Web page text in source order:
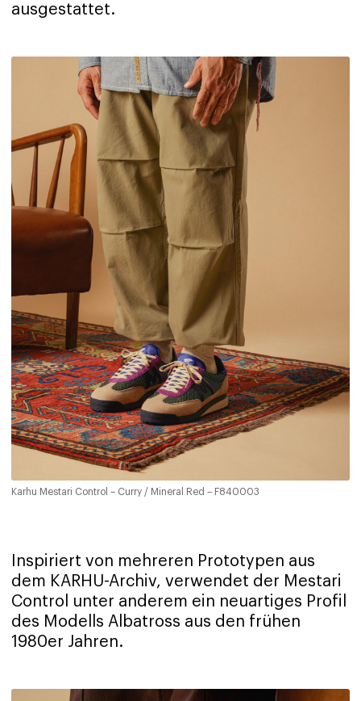
ausgestattet.
Karhu Mestari Control – Curry / Mineral Red – F840003
Inspiriert von mehreren Prototypen aus
dem KARHU-Archiv, verwendet der Mestari
Control unter anderem ein neuartiges Profil
des Modells Albatross aus den frühen
1980er Jahren.